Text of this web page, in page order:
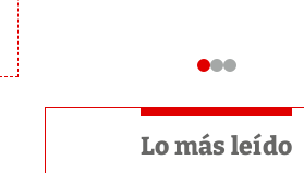
Lo más leído